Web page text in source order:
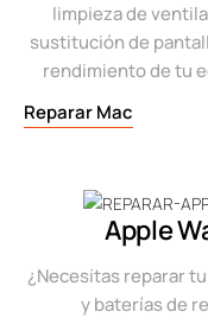
limpieza de
sustitución de
rendimiento de tu
Reparar Mac
Apple
¿Necesitas reparar
y baterías de